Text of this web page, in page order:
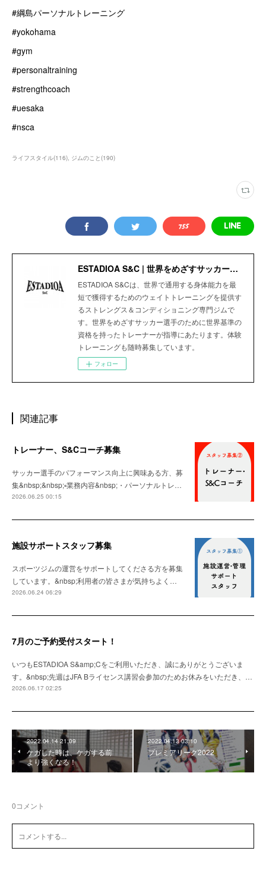
#綱島パーソナルトレーニング
#yokohama
#gym
#personaltraining
#strengthcoach
#uesaka
#nsca
ライフスタイル(116) ジムのこと(190)
ESTADIOA S&C | 世界をめざすサッカー選手のためのStrength＆Conditioning Gym
ESTADIOA S&Cは、世界で通用する身体能力を最
短で獲得するためのウェイトトレーニングを提供す
るストレングス＆コンディショニング専門ジムで
す。世界をめざすサッカー選手のために世界基準の
資格を持ったトレーナーが指導にあたります。体験
トレーニングも随時募集しています。
フォロー
関連記事
トレーナー、S&Cコーチ募集
サッカー選手のパフォーマンス向上に興味ある方、募
集&nbsp;&nbsp;▫️業務内容&nbsp;・パーソナルトレ…
2026.06.25 00:15
施設サポートスタッフ募集
スポーツジムの運営をサポートしてくださる方を募集
しています。&nbsp;利用者の皆さまが気持ちよく…
2026.06.24 06:29
7月のご予約受付スタート！
いつもESTADIOA S&amp;Cをご利用いただき、誠にありがとうございま
す。&nbsp;先週はJFA Bライセンス講習会参加のためお休みをいただき、…
2026.06.17 02:25
2022.04.14 21:09
ケガした時は、ケガする前
より強くなる！
2022.04.13 03:10
プレミアリーグ2022
0コメント